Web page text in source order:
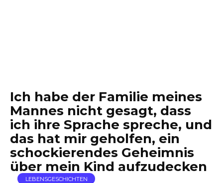
Ich habe der Familie meines
Mannes nicht gesagt, dass
ich ihre Sprache spreche, und
das hat mir geholfen, ein
schockierendes Geheimnis
über mein Kind aufzudecken
LEBENSGESCHICHTEN